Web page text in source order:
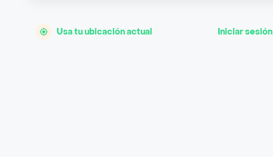
Usa tu ubicación actual Iniciar sesión